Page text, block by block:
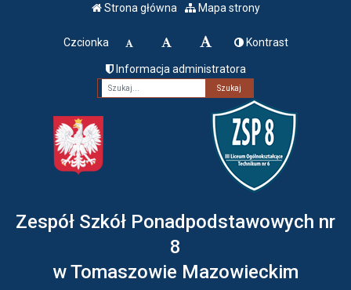
Strona główna Mapa strony
Czcionka Kontrast
Informacja administratora
Fraza
Zespół Szkół Ponadpodstawowych nr
8
w Tomaszowie Mazowieckim